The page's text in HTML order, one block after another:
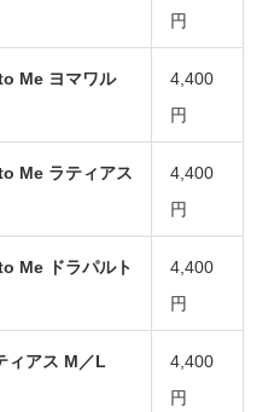
円
Me ヨマワル
4,400
円
Me ラティアス
4,400
円
Me ドラパルト
4,400
円
アス M／L
4,400
円